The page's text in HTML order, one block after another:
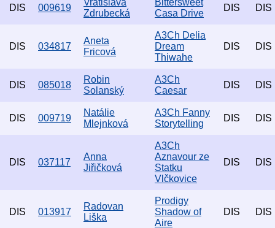
DIS 009619
Zdrubecká
Casa Drive
DIS DIS
DIS 034817
Aneta
Fricová
A3Ch Delia
Dream
Thiwahe
DIS DIS
DIS 085018
Robin
Solanský
A3Ch
Caesar
DIS DIS
DIS 009719
Natálie
Mlejnková
A3Ch Fanny
Storytelling
DIS DIS
DIS 037117
Anna
Jiřičková
A3Ch
Aznavour ze
Statku
Vlčkovice
DIS DIS
DIS 013917
Radovan
Liška
Prodigy
Shadow of
Aire
DIS DIS